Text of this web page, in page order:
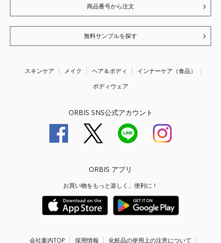
商品番号から注文
無料サンプルを探す
スキンケア メイク ヘア＆ボディ
インナーケア（食品）
ボディウェア
ORBIS SNS公式アカウント
ORBIS アプリ
お買い物をもっと楽しく、便利に！
会社案内TOP 採用情報 化粧品の使用上の注意について